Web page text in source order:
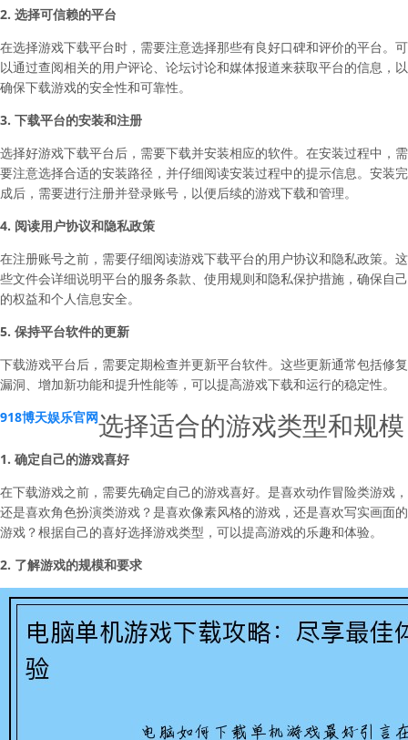
2. 选择可信赖的平台
在选择游戏下载平台时，需要注意选择那些有良好口碑和评价的平台。可
以通过查阅相关的用户评论、论坛讨论和媒体报道来获取平台的信息，以
确保下载游戏的安全性和可靠性。
3. 下载平台的安装和注册
选择好游戏下载平台后，需要下载并安装相应的软件。在安装过程中，需
要注意选择合适的安装路径，并仔细阅读安装过程中的提示信息。安装完
成后，需要进行注册并登录账号，以便后续的游戏下载和管理。
4. 阅读用户协议和隐私政策
在注册账号之前，需要仔细阅读游戏下载平台的用户协议和隐私政策。这
些文件会详细说明平台的服务条款、使用规则和隐私保护措施，确保自己
的权益和个人信息安全。
5. 保持平台软件的更新
下载游戏平台后，需要定期检查并更新平台软件。这些更新通常包括修复
漏洞、增加新功能和提升性能等，可以提高游戏下载和运行的稳定性。
918博天娱乐官网选择适合的游戏类型和规模
1. 确定自己的游戏喜好
在下载游戏之前，需要先确定自己的游戏喜好。是喜欢动作冒险类游戏，
还是喜欢角色扮演类游戏？是喜欢像素风格的游戏，还是喜欢写实画面的
游戏？根据自己的喜好选择游戏类型，可以提高游戏的乐趣和体验。
2. 了解游戏的规模和要求